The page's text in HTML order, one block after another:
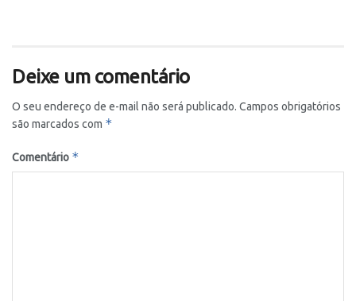
Deixe um comentário
O seu endereço de e-mail não será publicado. Campos obrigatórios
são marcados com *
Comentário *